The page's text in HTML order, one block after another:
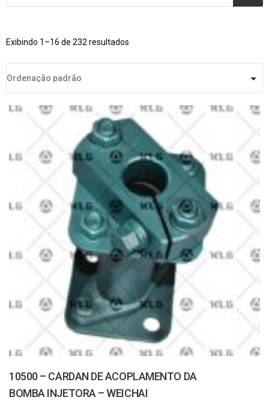
Zoomlion(84)
Exibindo 1–16 de 232 resultados
10500 – CARDAN DE ACOPLAMENTO DA
BOMBA INJETORA – WEICHAI